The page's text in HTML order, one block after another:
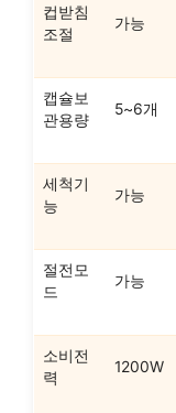
컵받침
조절
가능
캡슐보
관용량
5~6개
세척기
능
가능
절전모
드
가능
소비전
력
1200W